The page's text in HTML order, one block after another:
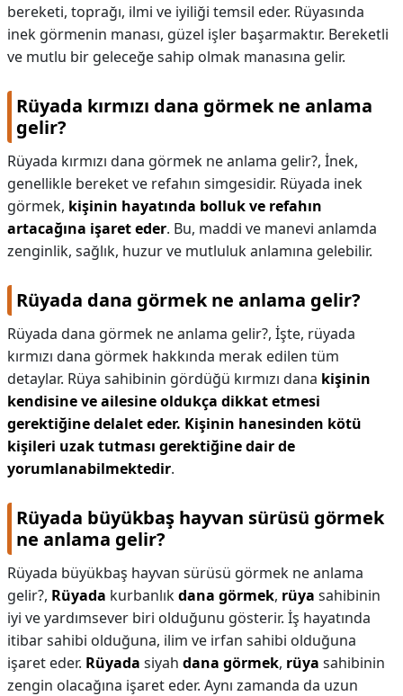
bereketi, toprağı, ilmi ve iyiliği temsil eder. Rüyasında
inek görmenin manası, güzel işler başarmaktır. Bereketli
ve mutlu bir geleceğe sahip olmak manasına gelir.
Rüyada kırmızı dana görmek ne anlama
gelir?
Rüyada kırmızı dana görmek ne anlama gelir?, İnek,
genellikle bereket ve refahın simgesidir. Rüyada inek
görmek, kişinin hayatında bolluk ve refahın
artacağına işaret eder. Bu, maddi ve manevi anlamda
zenginlik, sağlık, huzur ve mutluluk anlamına gelebilir.
Rüyada dana görmek ne anlama gelir?
Rüyada dana görmek ne anlama gelir?, İşte, rüyada
kırmızı dana görmek hakkında merak edilen tüm
detaylar. Rüya sahibinin gördüğü kırmızı dana kişinin
kendisine ve ailesine oldukça dikkat etmesi
gerektiğine delalet eder. Kişinin hanesinden kötü
kişileri uzak tutması gerektiğine dair de
yorumlanabilmektedir.
Rüyada büyükbaş hayvan sürüsü görmek
ne anlama gelir?
Rüyada büyükbaş hayvan sürüsü görmek ne anlama
gelir?, Rüyada kurbanlıkdana görmek, rüya sahibinin
iyi ve yardımsever biri olduğunu gösterir. İş hayatında
itibar sahibi olduğuna, ilim ve irfan sahibi olduğuna
işaret eder. Rüyada siyah dana görmek, rüya sahibinin
zengin olacağına işaret eder. Aynı zamanda da uzun